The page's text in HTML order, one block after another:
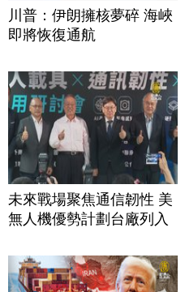
川普：伊朗擁核夢碎 海峽
即將恢復通航
未來戰場聚焦通信韌性 美
無人機優勢計劃台廠列入